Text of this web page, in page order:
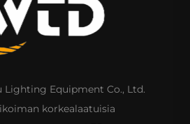
Lighting Equipment Co., Ltd.
korkealaatuisia